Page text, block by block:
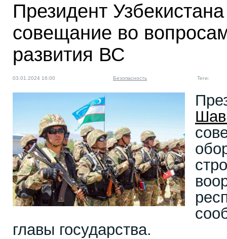
Президент
совещание во
развития ВС
03.01.2024 16:00 Безопасность Теги:
главы государства.